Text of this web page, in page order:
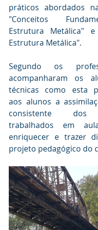
práticos abordados
"Conceitos
Estrutura Metálica"
Estrutura Metálica".
Segundo os
acompanharam os
técnicas como esta
aos alunos a
consistente dos
trabalhados em
enriquecer e trazer
projeto pedagógico do